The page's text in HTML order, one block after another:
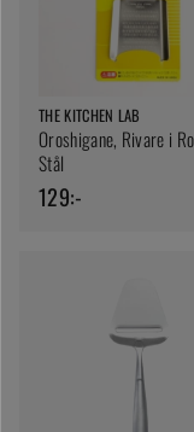
THE KITCHEN LAB
Oroshigane, Rivare i
Stål
129:-